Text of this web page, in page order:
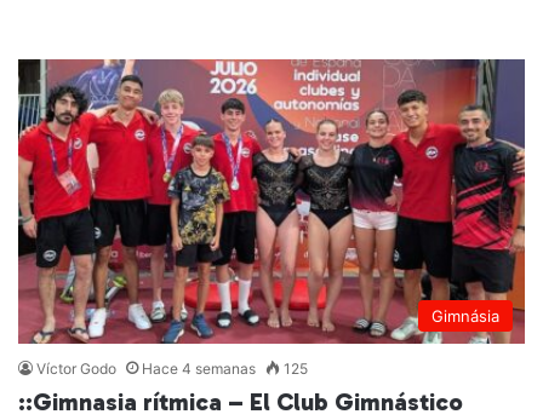
Gimnásia
Víctor Godo Hace 4 semanas 125
::Gimnasia rítmica – El Club Gimnástico